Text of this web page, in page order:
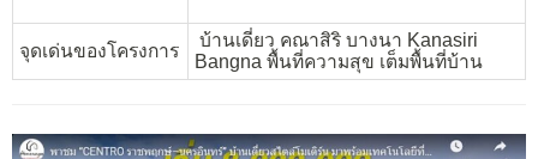
จุดเด่นของโครงการ
บ้านเดี่ยว คณาสิริ บางนา Kanasiri
Bangna พื้นที่ความสุข เต็มพื้นที่บ้าน